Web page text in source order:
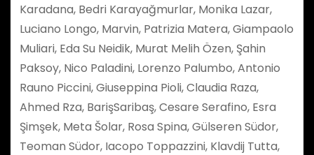
Karadana, Bedri Karayağmurlar, Monika Lazar,
Luciano Longo, Marvin, Patrizia Matera, Giampaolo
Muliari, Eda Su Neidik, Murat Melih Özen, Şahin
Paksoy, Nico Paladini, Lorenzo Palumbo, Antonio
Rauno Piccini, Giuseppina Pioli, Claudia Raza,
Ahmed Rza, BarişSaribaş, Cesare Serafino, Esra
Şimşek, Meta Šolar, Rosa Spina, Gülseren Südor,
Teoman Südor, Iacopo Toppazzini, Klavdij Tutta,